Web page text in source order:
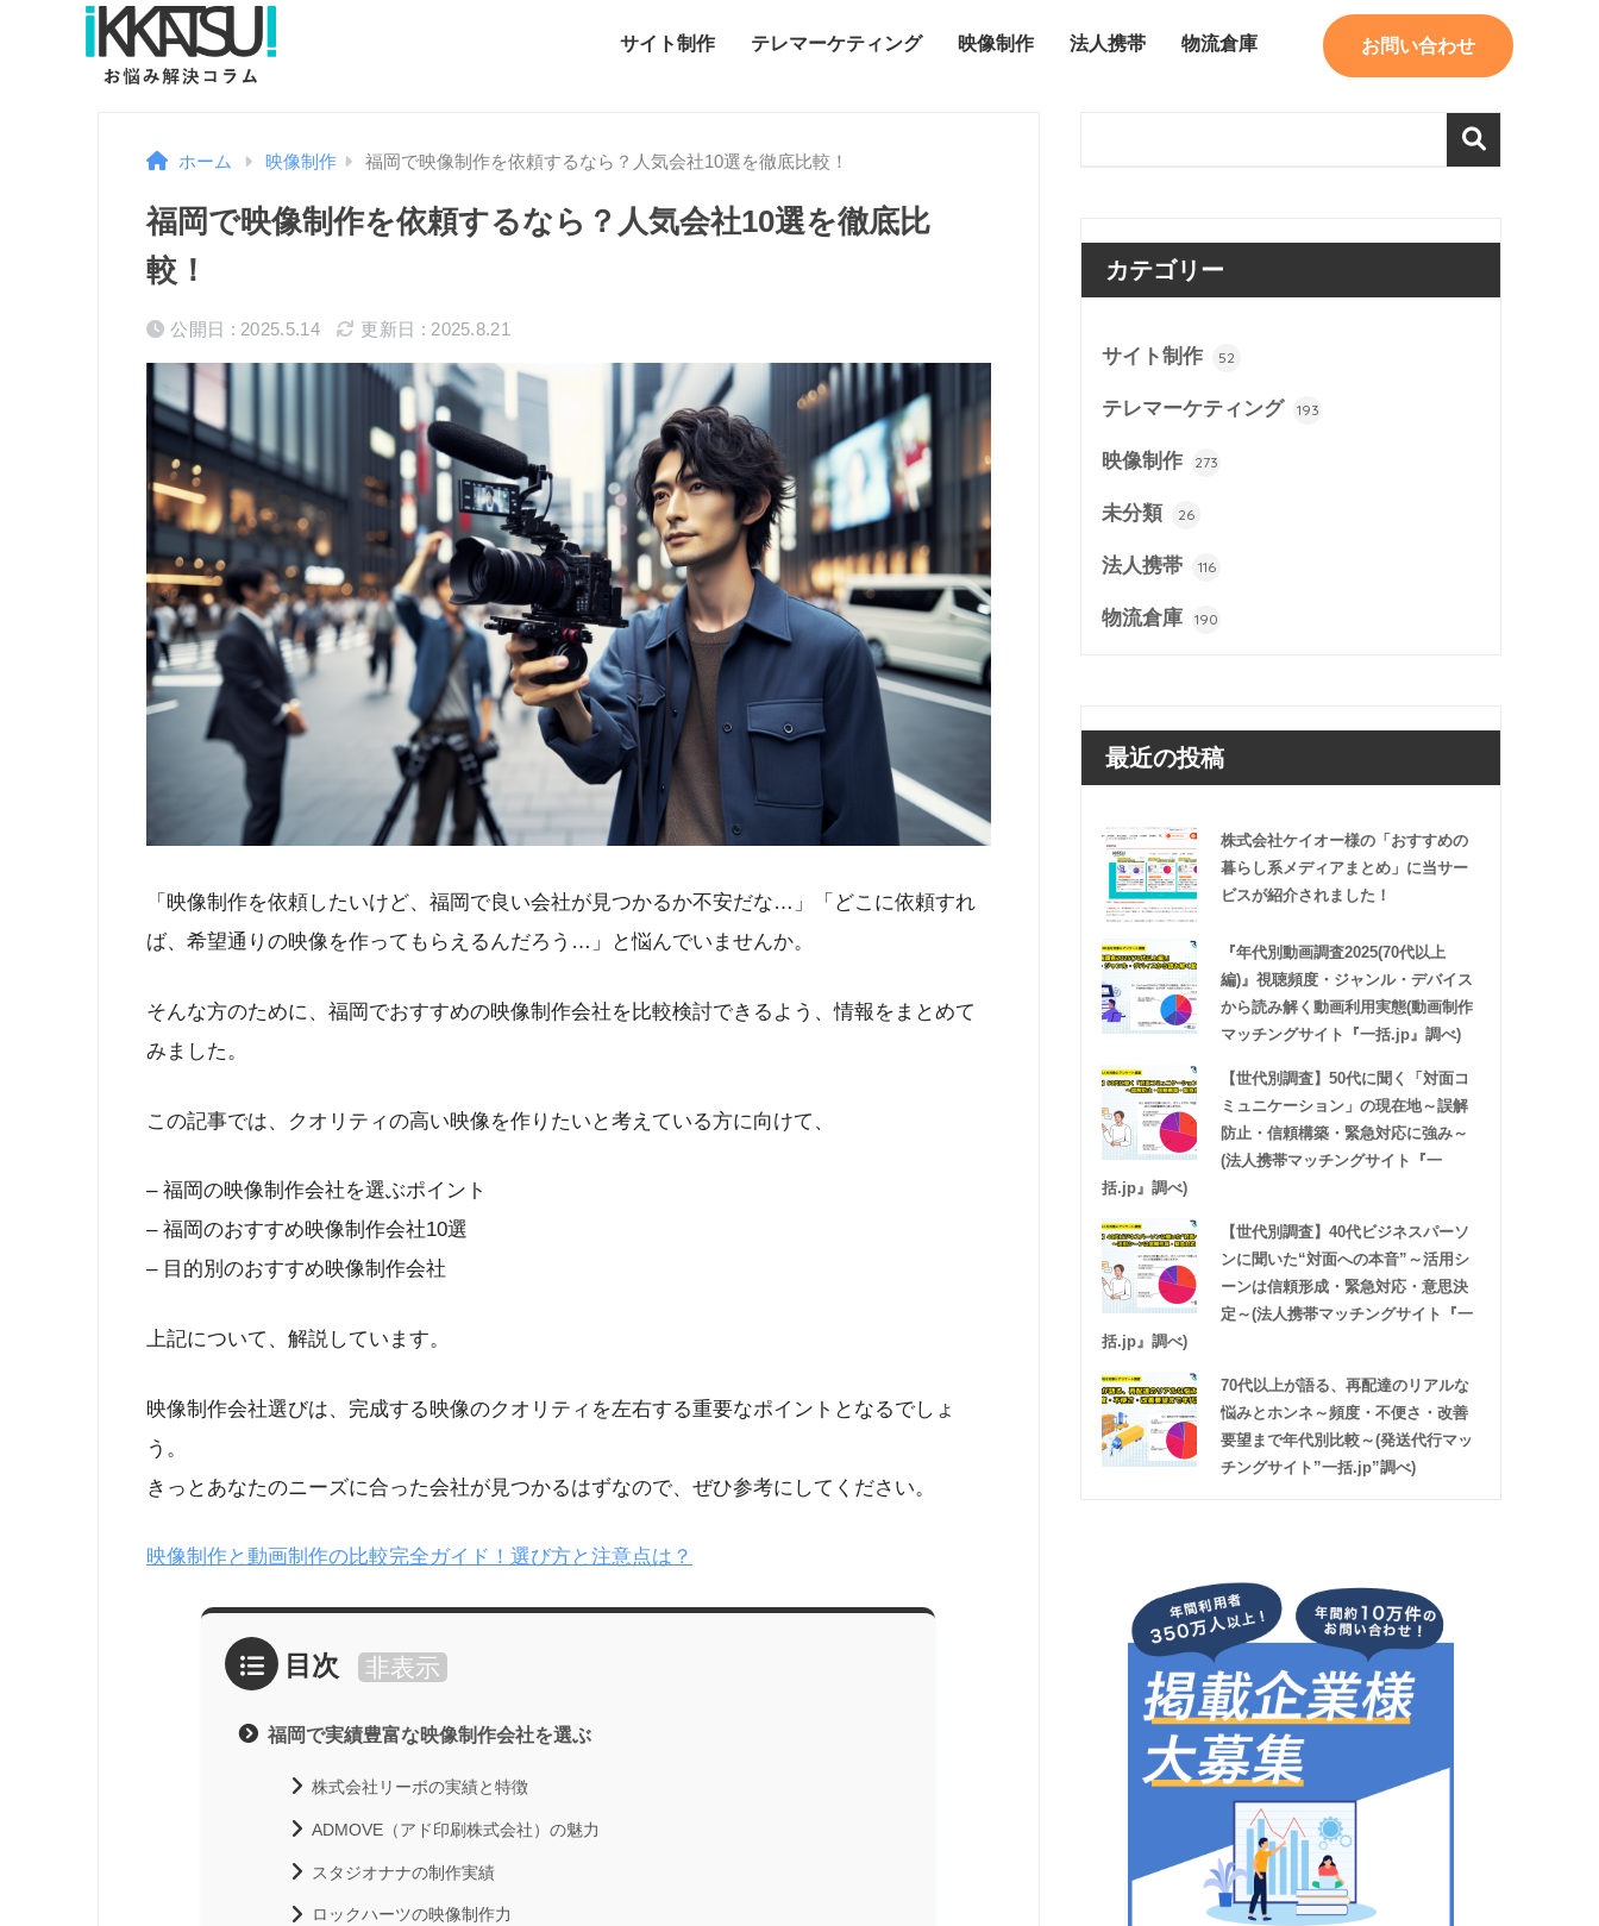
サイト制作 テレマーケティング 映像制作 法人携帯 物流倉庫 お問い合わせ
ホーム 映像制作 福岡で映像制作を依頼するなら？人気会社10選を徹底比較！
福岡で映像制作を依頼するなら？人気会社10選を徹底比
較！
公開日 : 2025.5.14 更新日 : 2025.8.21
「映像制作を依頼したいけど、福岡で良い会社が見つかるか不安だな…」「どこに依頼すれ
ば、希望通りの映像を作ってもらえるんだろう…」と悩んでいませんか。
そんな方のために、福岡でおすすめの映像制作会社を比較検討できるよう、情報をまとめて
みました。
この記事では、クオリティの高い映像を作りたいと考えている方に向けて、
– 福岡の映像制作会社を選ぶポイント
– 福岡のおすすめ映像制作会社10選
– 目的別のおすすめ映像制作会社
上記について、解説しています。
映像制作会社選びは、完成する映像のクオリティを左右する重要なポイントとなるでしょ
う。
きっとあなたのニーズに合った会社が見つかるはずなので、ぜひ参考にしてください。
映像制作と動画制作の比較完全ガイド！選び方と注意点は？
目次 非表示
福岡で実績豊富な映像制作会社を選ぶ
株式会社リーボの実績と特徴
ADMOVE（アド印刷株式会社）の魅力
スタジオナナの制作実績
ロックハーツの映像制作力
カテゴリー
サイト制作 52
テレマーケティング 193
映像制作 273
未分類 26
法人携帯 116
物流倉庫 190
最近の投稿
株式会社ケイオー様の「おすすめの
暮らし系メディアまとめ」に当サー
ビスが紹介されました！
『年代別動画調査2025(70代以上
編)』視聴頻度・ジャンル・デバイス
から読み解く動画利用実態(動画制作
マッチングサイト『一括.jp』調べ)
【世代別調査】50代に聞く「対面コ
ミュニケーション」の現在地～誤解
防止・信頼構築・緊急対応に強み～
(法人携帯マッチングサイト『一
括.jp』調べ)
【世代別調査】40代ビジネスパーソ
ンに聞いた“対面への本音”～活用シ
ーンは信頼形成・緊急対応・意思決
定～(法人携帯マッチングサイト『一
括.jp』調べ)
70代以上が語る、再配達のリアルな
悩みとホンネ～頻度・不便さ・改善
要望まで年代別比較～(発送代行マッ
チングサイト”一括.jp”調べ)